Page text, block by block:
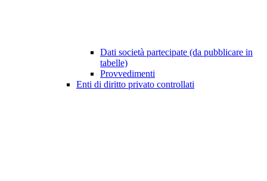
Dati società partecipate (da pubblicare in
tabelle)
Provvedimenti
Enti di diritto privato controllati